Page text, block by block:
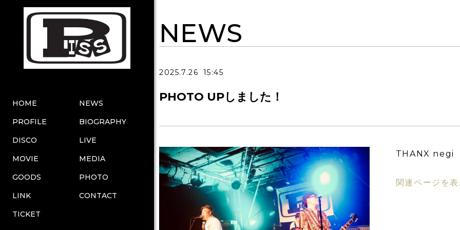
HOME
NEWS
PROFILE
BIOGRAPHY
DISCO
LIVE
MOVIE
MEDIA
GOODS
PHOTO
LINK
CONTACT
TICKET
NEWS
2025.7.26 15:45
PHOTO UPしました！
THANX negi
関連ページを